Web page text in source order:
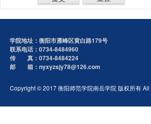
学院地址：衡阳市雁峰区黄白路179号
联系电话：0734-8484960
传 真：0734-8484224
邮 箱：nyxyzsjy78@126.com
Copyright © 2017 衡阳师范学院南岳学院 版权所有